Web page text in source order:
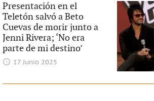
Presentación en el
Teletón salvó a Beto
Cuevas de morir junto a
Jenni Rivera; ‘No era
parte de mi destino’
17 Junio 2025